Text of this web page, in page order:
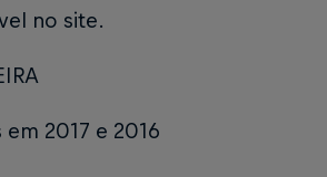
no site.
2017 e 2016